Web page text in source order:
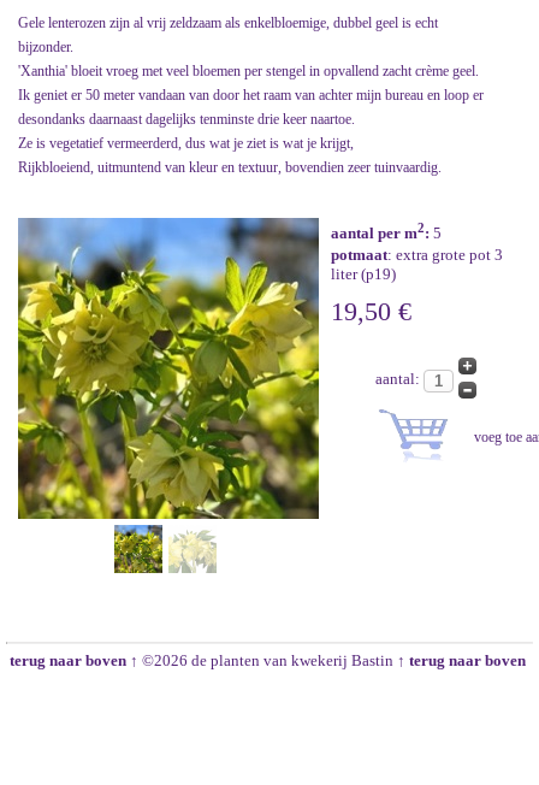
Gele lenterozen zijn al vrij zeldzaam als enkelbloemige, dubbel geel is echt
bijzonder.
'Xanthia' bloeit vroeg met veel bloemen per stengel in opvallend zacht crème geel.
Ik geniet er 50 meter vandaan van door het raam van achter mijn bureau en loop er
desondanks daarnaast dagelijks tenminste drie keer naartoe.
Ze is vegetatief vermeerderd, dus wat je ziet is wat je krijgt,
Rijkbloeiend, uitmuntend van kleur en textuur, bovendien zeer tuinvaardig.
aantal per m2: 5
potmaat: extra grote pot 3
liter (p19)
19,50 €
aantal:
terug naar boven ↑ ©2026 de planten van kwekerij Bastin ↑ terug naar boven